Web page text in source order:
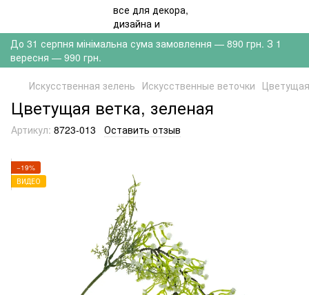
До 31 серпня мінімальна сума замовлення — 890 грн. З 1
вересня — 990 грн.
Искусственная зелень Искусственные веточки
Цветущая ветка, зеленая
Артикул: 8723-013 Оставить отзыв
−19%
ВИДЕО